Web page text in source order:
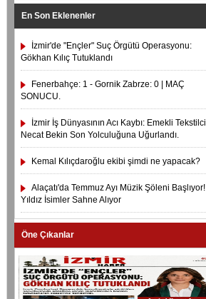
En Son Eklenenler
İzmir'de "Ençler" Suç Örgütü Operasyonu:
Gökhan Kılıç Tutuklandı
Fenerbahçe: 1 - Gornik Zabrze: 0 | MAÇ
SONUCU.
İzmir İş Dünyasının Acı Kaybı: Emekli Tekstilci
Necat Bekin Son Yolculuğuna Uğurlandı.
Kemal Kılıçdaroğlu ekibi şimdi ne yapacak?
Alaçatı'da Temmuz Ayı Müzik Şöleni Başlıyor!
Yıldız İsimler Sahne Alıyor
Öne Çıkanlar